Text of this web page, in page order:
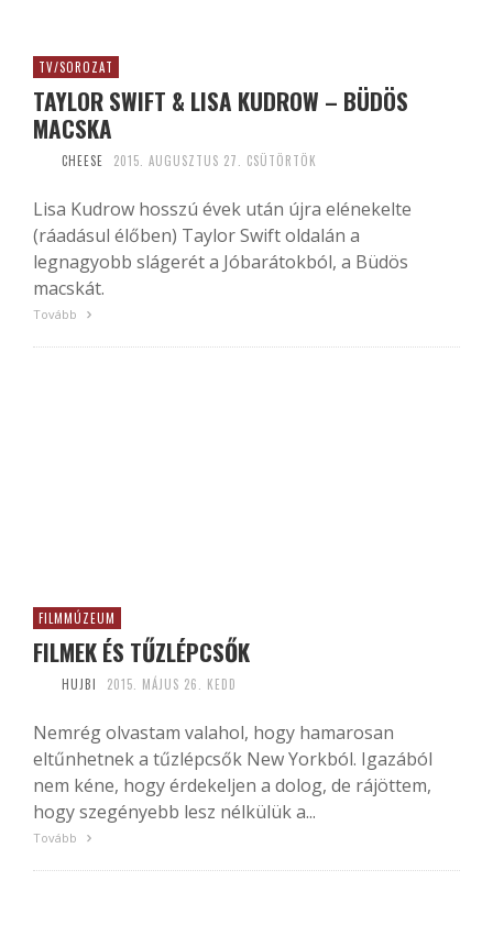
TV/SOROZAT
TAYLOR SWIFT & LISA KUDROW – BÜDÖS
MACSKA
CHEESE 2015. AUGUSZTUS 27. CSÜTÖRTÖK
Lisa Kudrow hosszú évek után újra elénekelte
(ráadásul élőben) Taylor Swift oldalán a
legnagyobb slágerét a Jóbarátokból, a Büdös
macskát.
Tovább
FILMMÚZEUM
FILMEK ÉS TŰZLÉPCSŐK
HUJBI 2015. MÁJUS 26. KEDD
Nemrég olvastam valahol, hogy hamarosan
eltűnhetnek a tűzlépcsők New Yorkból. Igazából
nem kéne, hogy érdekeljen a dolog, de rájöttem,
hogy szegényebb lesz nélkülük a...
Tovább